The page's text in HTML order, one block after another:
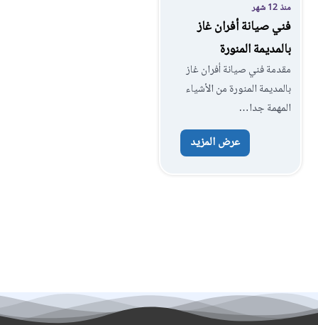
منذ 12 شهر
فني صيانة أفران غاز
بالمديمة المنورة
مقدمة فني صيانة أفران غاز
بالمديمة المنورة من الأشياء
المهمة جدا…
عرض المزيد